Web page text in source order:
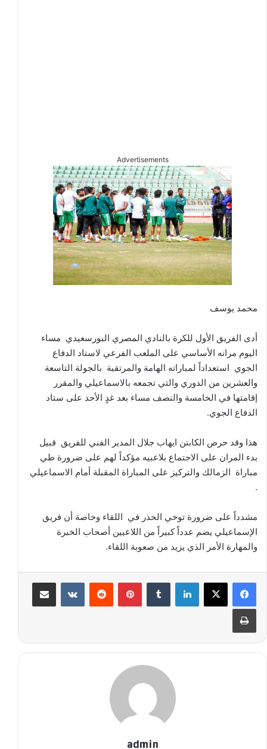
Advertisements
محمد يوسف
أدى الفريق الأول للكرة بالنادي المصري البورسعيدي مساء
اليوم مرانه الأساسي على الملعب الفرعي لاستاد الدفاع
الجوي استعداداً لمباراته الهامة والمرتقبة بالجولة التاسعة
والعشرين من الدوري والتي تجمعه بالاسماعيلي والمقرر
إقامتها في الخامسة والنصف مساء بعد غدٍ الأحد على ستاد
الدفاع الجوي.
هذا وقد حرص الكابتن ايهاب جلال المدير الفني للفريق قبيل
بدء المران على الاجتماع بلاعبيه مؤكداً لهم على ضرورة طي
مباراة الزمالك والتركيز على المباراة المقبلة أمام الاسماعيلي
.
مشدداً على ضرورة توخي الحذر في اللقاء وخاصة أن فريق
الإسماعيلي يضم عدداً كبيراً من اللاعبين أصحاب الخبرة
والمهارة الأمر الذي يزيد من صعوبة اللقاء.
لينكدإن بينتيريست
admin